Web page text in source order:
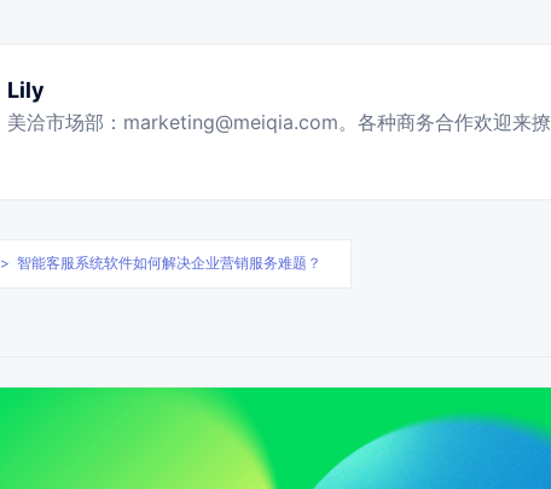
Lily
美洽市场部：marketing@meiqia.com。各种商务合作欢迎来撩
> 智能客服系统软件如何解决企业营销服务难题？